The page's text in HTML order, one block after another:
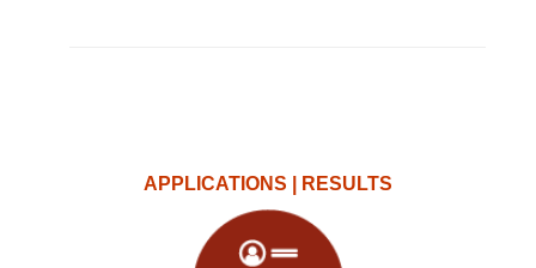
APPLICATIONS | RESULTS